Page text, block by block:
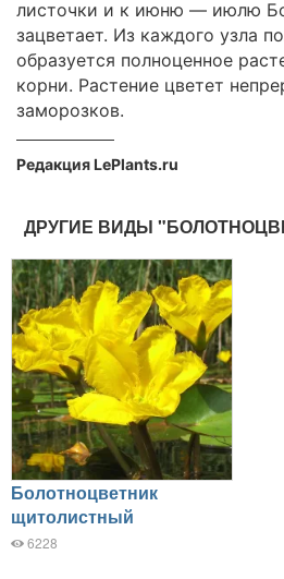
листочки и к июню — июлю
зацветает. Из каждого узла
образуется полноценное
корни. Растение цветет
заморозков.
Редакция LePlants.ru
ДРУГИЕ ВИДЫ
Болотноцветник
щитолистный
6228